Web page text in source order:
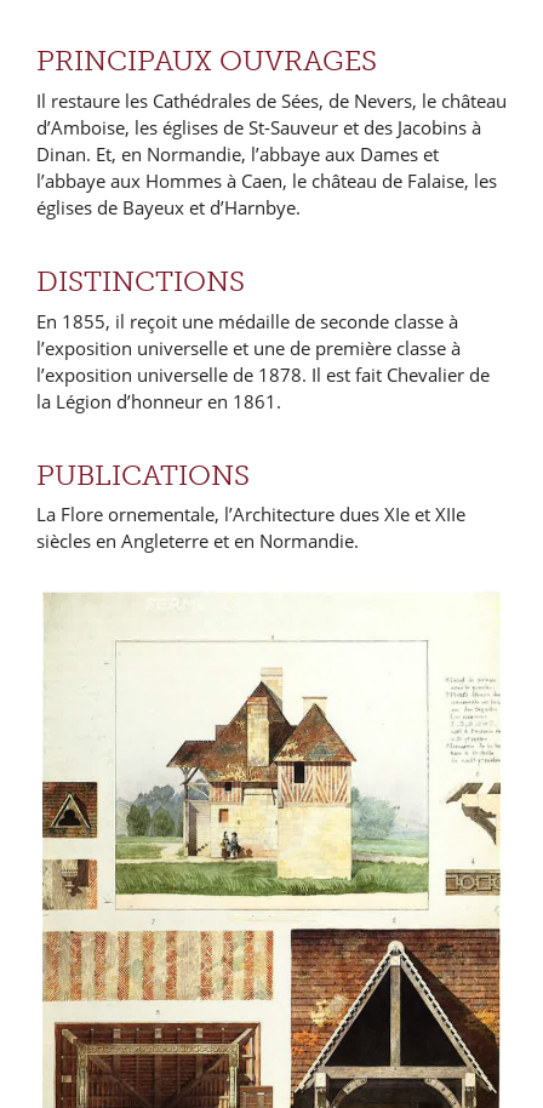
PRINCIPAUX OUVRAGES
Il restaure les Cathédrales de Sées, de Nevers, le château
d’Amboise, les églises de St-Sauveur et des Jacobins à
Dinan. Et, en Normandie, l’abbaye aux Dames et
l’abbaye aux Hommes à Caen, le château de Falaise, les
églises de Bayeux et d’Harnbye.
DISTINCTIONS
En 1855, il reçoit une médaille de seconde classe à
l’exposition universelle et une de première classe à
l’exposition universelle de 1878. Il est fait Chevalier de
la Légion d’honneur en 1861.
PUBLICATIONS
La Flore ornementale, l’Architecture dues XIe et XIIe
siècles en Angleterre et en Normandie.